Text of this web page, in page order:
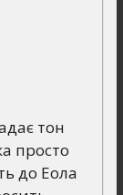
тон
просто
до Еола